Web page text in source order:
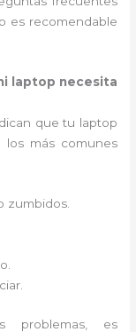
es recomendable
laptop necesita
que tu laptop
los más comunes
zumbidos.
problemas, es